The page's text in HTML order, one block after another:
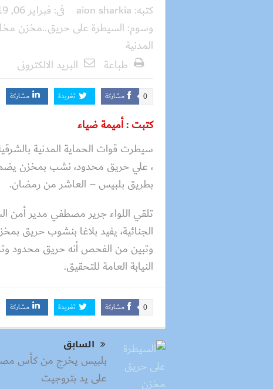
كتبه: aion sharkia فى: فبراير 06, 2019
وسوم: السيطرة على حريق..مخزن
المدنية
طباعة
البريد الالكترونى
مشاركة 0 تغريدة مشاركة
كتبت : أميمة ضياء
سيطرت قوات الحماية المدنية
، علي حريق محدود، نشب بمخزن يضم
بطريق بلبيس – العاشر من رمضان.
تلقي اللواء جرير مصطفي مدير أمن
الجنائية، يفيد بلاغا بنشوب حريق
وتبين من الفحص أنه حريق محدود
النيابة العامة للتحقيق.
مشاركة 0 تغريدة مشاركة
السابق
بلبيس يخرج من كأس
على يد بتروجيت